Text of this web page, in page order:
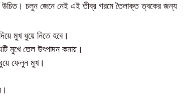
উচিত। চলুন জেনে নেই এই তীব্র গরমে তৈলাক্ত ত্বকের জন্য
মুখ ধুয়ে নিতে হবে।
মুখে তেল উৎপাদন কমায়।
ধুয়ে ফেলুন মুখ।